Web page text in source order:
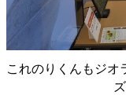
これのりくんもジオ
ズ